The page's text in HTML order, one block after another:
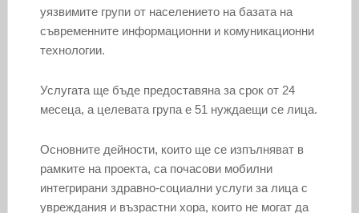
уязвимите групи от населението на базата на
съвременните информационни и комуникационни
технологии.
Услугата ще бъде предоставяна за срок от 24
месеца, а целевата група е 51 нуждаещи се лица.
Основните дейности, които ще се изпълняват в
рамките на проекта, са почасови мобилни
интегрирани здравно-социални услуги за лица с
увреждания и възрастни хора, които не могат да